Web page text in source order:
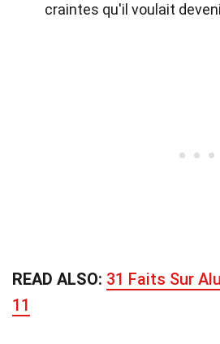
craintes qu'il voulait
READ ALSO: 31 Faits Sur
11